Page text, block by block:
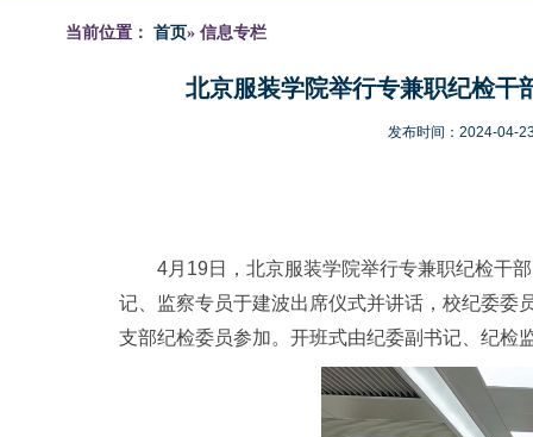
当前位置： 首页» 信息专栏
北京服装学院举行专兼职纪检干
发布时间：2024-
4月19日，北京服装学院举行专兼职纪检干
记、监察专员于建波出席仪式并讲话，校纪委委
支部纪检委员参加。开班式由纪委副书记、纪检